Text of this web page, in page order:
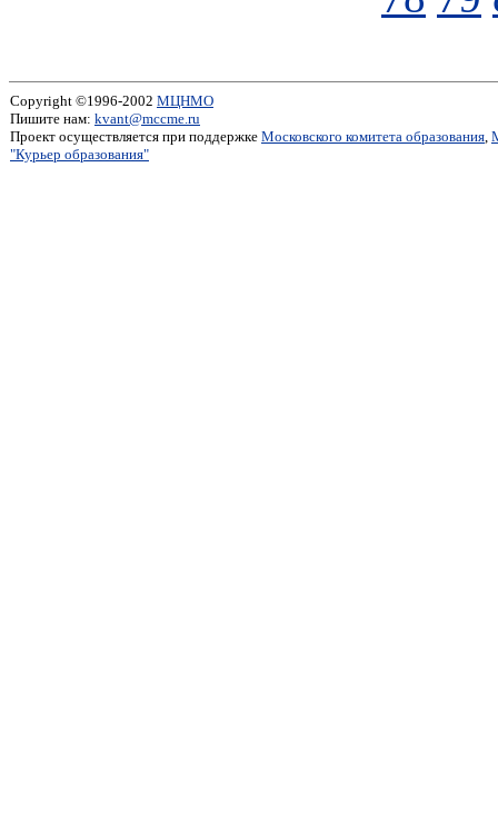
Copyright ©1996-2002 МЦНМО
Пишите нам: kvant@mccme.ru
Проект осуществляется при поддержке Московского комитета образования,
"Курьер образования"